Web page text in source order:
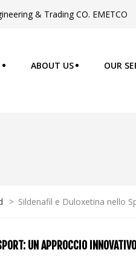
& Trading CO. EMETCO
ABOUT US OUR
> Sildenafil e Duloxetina nello
UN APPROCCIO INNOVATIVO